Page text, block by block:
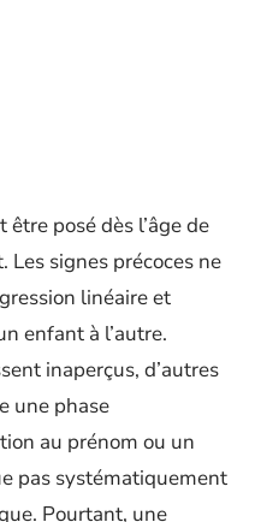
posé dès l’âge de
Les signes précoces ne
linéaire et
enfant à l’autre.
inaperçus, d’autres
une phase
au prénom ou un
pas systématiquement
Pourtant, une